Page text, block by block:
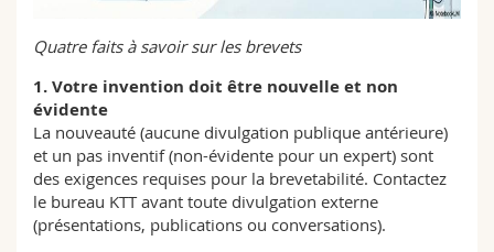
Quatre faits à savoir sur les brevets
1. Votre invention doit être nouvelle et non
évidente
La nouveauté (aucune divulgation publique antérieure)
et un pas inventif (non-évidente pour un expert) sont
des exigences requises pour la brevetabilité. Contactez
le bureau KTT avant toute divulgation externe
(présentations, publications ou conversations).